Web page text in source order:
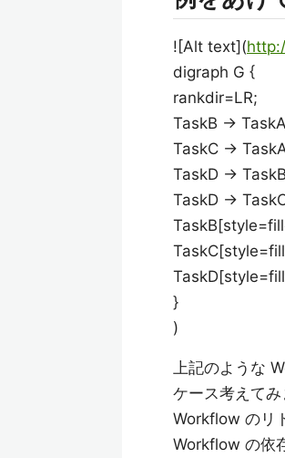
![Alt text](
digraph G {
rankdir=LR;
TaskB -> TaskA
TaskC ->
TaskD ->
TaskD ->
}
)
上記のような
ケース考えて
Workflow のリ
Workflow の依